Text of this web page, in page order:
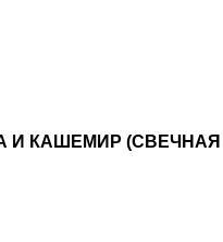
И КАШЕМИР (СВЕЧНАЯ